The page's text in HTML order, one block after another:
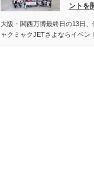
ントを
大阪・関西万博最終日の13日、
ャクミャクJETさよならイベン